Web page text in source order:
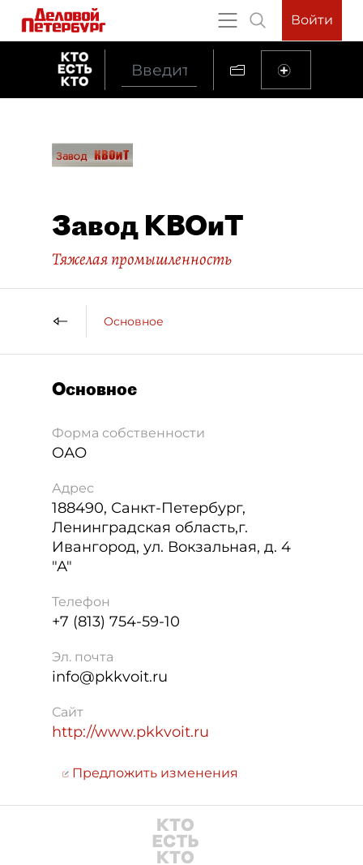
Войти
Завод КВОиТ
Тяжелая промышленность
Основное
Основное
Форма собственности
ОАО
Адрес
188490, Санкт-Петербург,
Ленинградская область,г.
Ивангород, ул. Вокзальная, д. 4
"А"
Телефон
+7 (813) 754-59-10
Эл. почта
info@pkkvoit.ru
Сайт
http://www.pkkvoit.ru
Предложить изменения